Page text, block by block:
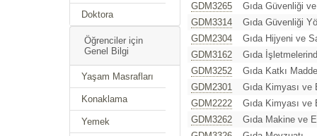
Doktora
Öğrenciler için
Genel Bilgi
Yaşam Masrafları
Konaklama
Yemek
GDM3265
Gıda Güvenliği
GDM3314
Gıda Güvenliği
GDM2304
Gıda Hijyeni ve
GDM3162
Gıda
GDM3252
Gıda Katkı
GDM2301
Gıda Kimyası ve
GDM2222
Gıda Kimyası ve
GDM3262
Gıda Makine ve